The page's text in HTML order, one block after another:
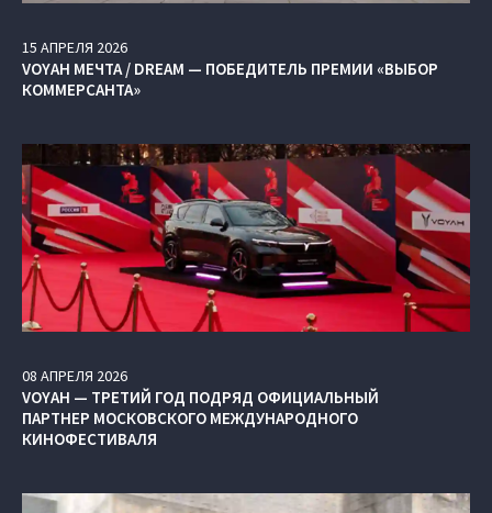
15 АПРЕЛЯ 2026
VOYAH МЕЧТА / DREAM — ПОБЕДИТЕЛЬ ПРЕМИИ «ВЫБОР
КОММЕРСАНТА»
08 АПРЕЛЯ 2026
VOYAH — ТРЕТИЙ ГОД ПОДРЯД ОФИЦИАЛЬНЫЙ
ПАРТНЕР МОСКОВСКОГО МЕЖДУНАРОДНОГО
КИНОФЕСТИВАЛЯ